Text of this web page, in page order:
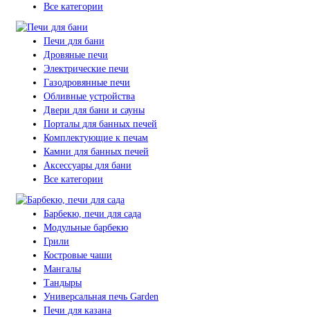
Все категории
Печи для бани
Дровяные печи
Электрические печи
Газодровянные печи
Обливные устройства
Двери для бани и сауны
Порталы для банных печей
Комплектующие к печам
Камни для банных печей
Аксессуары для бани
Все категории
Барбекю, печи для сада
Модульные барбекю
Грили
Костровые чаши
Мангалы
Тандыры
Универсальная печь Garden
Печи для казана